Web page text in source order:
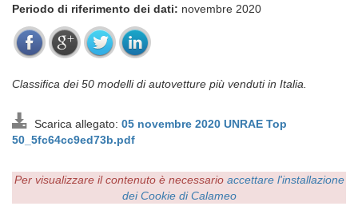
Periodo di riferimento dei dati: novembre 2020
Classifica dei 50 modelli di autovetture più venduti in Italia.
Scarica allegato: 05 novembre 2020 UNRAE Top
50_5fc64cc9ed73b.pdf
Per visualizzare il contenuto è necessario accettare l'installazione
dei Cookie di Calameo